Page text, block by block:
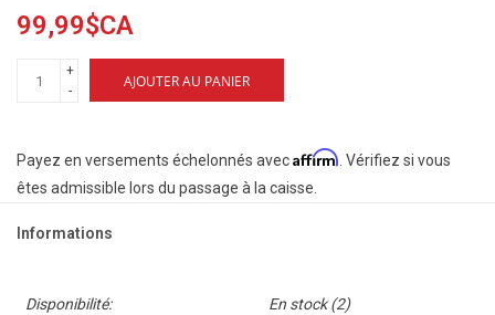
99,99$CA
+
-
AJOUTER AU PANIER
Payez en versements échelonnés avecAffirm. Vérifiez si vous
êtes admissible lors du passage à la caisse.
Informations
Disponibilité: En stock(2)